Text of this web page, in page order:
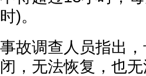
时)。
事故调查人员指出
闭，无法恢复，也